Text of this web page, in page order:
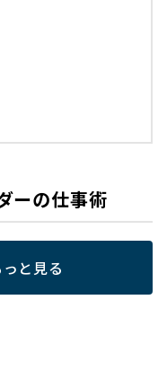
ーの仕事術
と見る